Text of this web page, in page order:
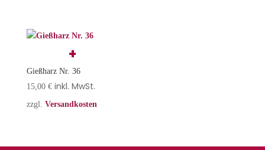
Gießharz Nr. 36
15,00 € inkl. MwSt.
zzgl. Versandkosten